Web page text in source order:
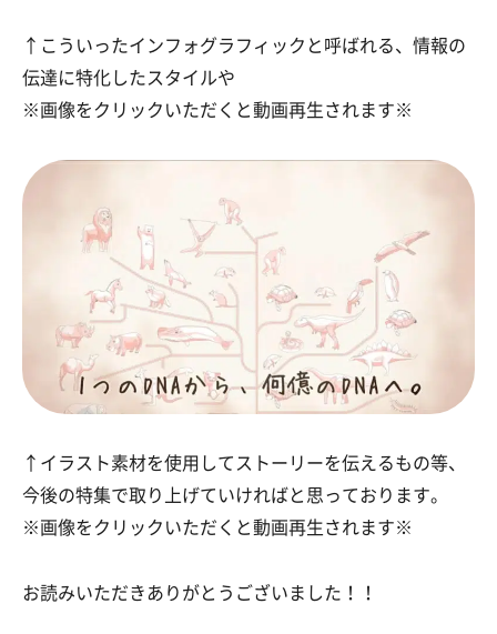
↑こういったインフォグラフィックと呼ばれる、情報の
伝達に特化したスタイルや
※画像をクリックいただくと動画再生されます※
↑イラスト素材を使用してストーリーを伝えるもの等、
今後の特集で取り上げていければと思っております。
※画像をクリックいただくと動画再生されます※
お読みいただきありがとうございました！！